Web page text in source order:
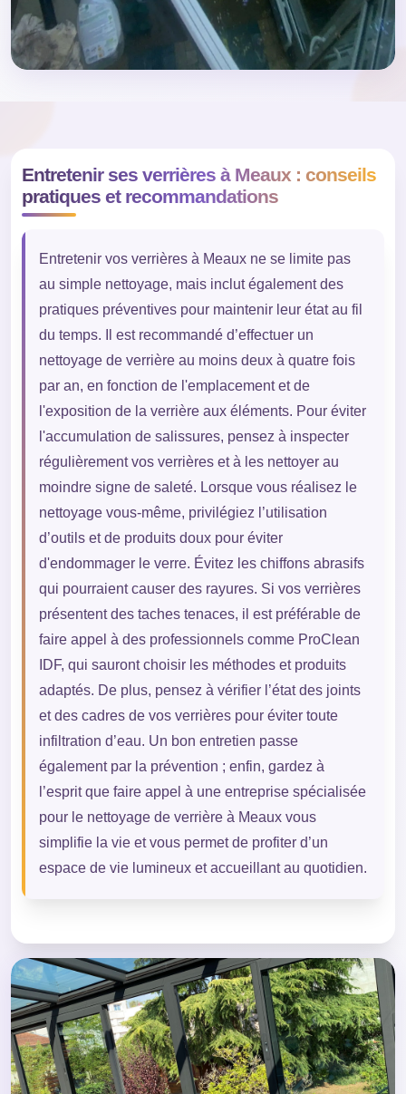
Entretenir ses verrières à Meaux : conseils
pratiques et recommandations
Entretenir vos verrières à Meaux ne se limite pas
au simple nettoyage, mais inclut également des
pratiques préventives pour maintenir leur état au fil
du temps. Il est recommandé d’effectuer un
nettoyage de verrière au moins deux à quatre fois
par an, en fonction de l'emplacement et de
l'exposition de la verrière aux éléments. Pour éviter
l'accumulation de salissures, pensez à inspecter
régulièrement vos verrières et à les nettoyer au
moindre signe de saleté. Lorsque vous réalisez le
nettoyage vous-même, privilégiez l’utilisation
d’outils et de produits doux pour éviter
d'endommager le verre. Évitez les chiffons abrasifs
qui pourraient causer des rayures. Si vos verrières
présentent des taches tenaces, il est préférable de
faire appel à des professionnels comme ProClean
IDF, qui sauront choisir les méthodes et produits
adaptés. De plus, pensez à vérifier l’état des joints
et des cadres de vos verrières pour éviter toute
infiltration d’eau. Un bon entretien passe
également par la prévention ; enfin, gardez à
l’esprit que faire appel à une entreprise spécialisée
pour le nettoyage de verrière à Meaux vous
simplifie la vie et vous permet de profiter d’un
espace de vie lumineux et accueillant au quotidien.